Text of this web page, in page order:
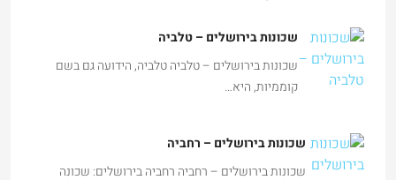
שכונות בירושלים – טלביה טלביה, הידועה גם בשם
קוממיות, היא…
שכונות בירושלים – רחביה רחביה בירושלים: שכונה
יוקרתית בלב ההיסטוריה…